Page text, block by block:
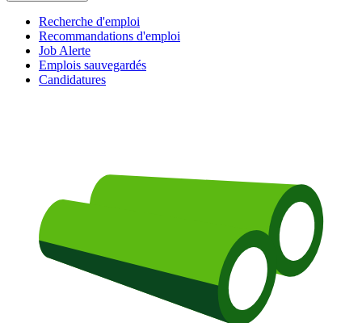
Recherche d'emploi
Recommandations d'emploi
Job Alerte
Emplois sauvegardés
Candidatures